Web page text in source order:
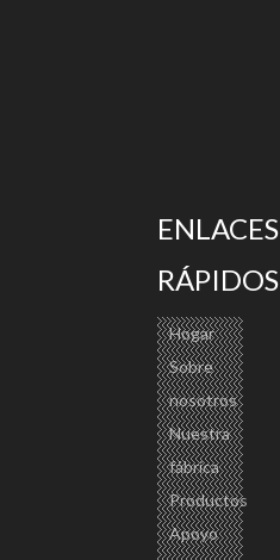
Añadir al ca
Descripción del Producto
ENLACES
RÁPIDOS
Hogar
Sobre
nosotros
Nuestra
fábrica
Productos
Apoyo